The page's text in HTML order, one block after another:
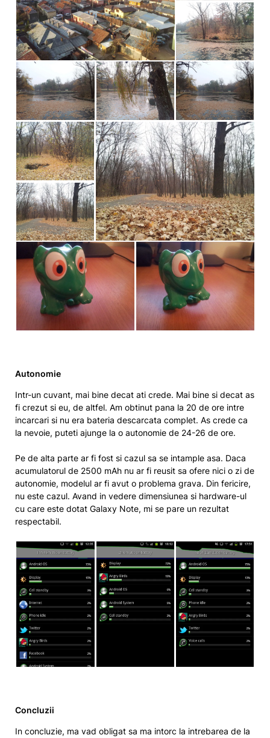
Autonomie
Intr-un cuvant, mai bine decat ati crede. Mai bine si decat as
fi crezut si eu, de altfel. Am obtinut pana la 20 de ore intre
incarcari si nu era bateria descarcata complet. As crede ca
la nevoie, puteti ajunge la o autonomie de 24-26 de ore.
Pe de alta parte ar fi fost si cazul sa se intample asa. Daca
acumulatorul de 2500 mAh nu ar fi reusit sa ofere nici o zi de
autonomie, modelul ar fi avut o problema grava. Din fericire,
nu este cazul. Avand in vedere dimensiunea si hardware-ul
cu care este dotat Galaxy Note, mi se pare un rezultat
respectabil.
Concluzii
In concluzie, ma vad obligat sa ma intorc la intrebarea de la